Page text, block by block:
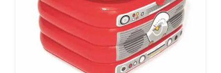
MOBILIARIO HINCHABLE
CAMPING
ACCESORIOS DE PISCINAS
RECAMBIOS DE PISCINAS